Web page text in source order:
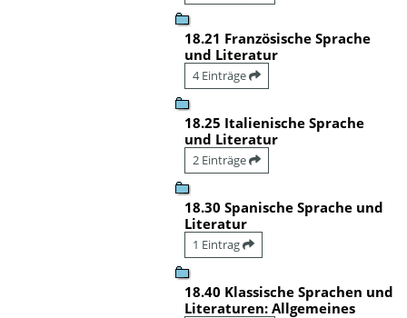
18.21 Französische Sprache
und Literatur
4 Einträge
18.25 Italienische Sprache
und Literatur
2 Einträge
18.30 Spanische Sprache und
Literatur
1 Eintrag
18.40 Klassische Sprachen und
Literaturen: Allgemeines